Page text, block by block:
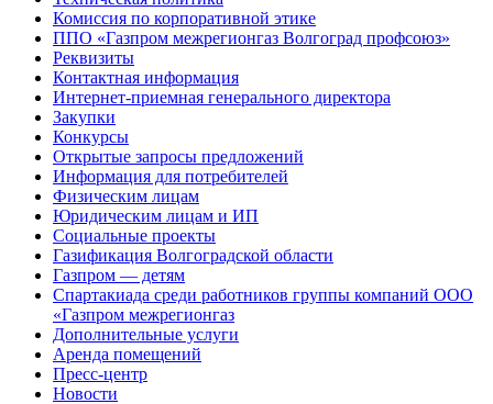
Комиссия по корпоративной этике
ППО «Газпром межрегионгаз Волгоград профсоюз»
Реквизиты
Контактная информация
Интернет-приемная генерального директора
Закупки
Конкурсы
Открытые запросы предложений
Информация для потребителей
Физическим лицам
Юридическим лицам и ИП
Социальные проекты
Газификация Волгоградской области
Газпром — детям
Спартакиада среди работников группы компаний ООО
«Газпром межрегионгаз
Дополнительные услуги
Аренда помещений
Пресс-центр
Новости